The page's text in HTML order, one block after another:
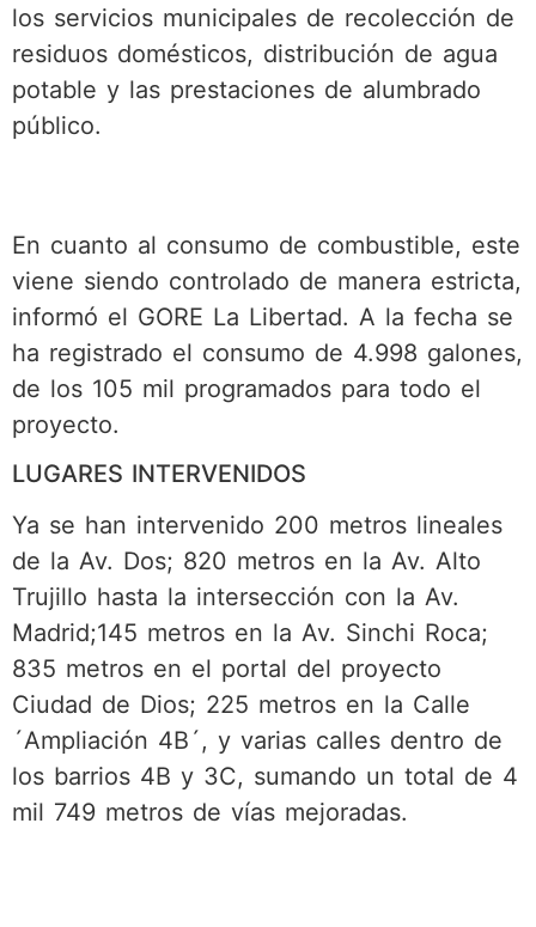
los servicios municipales de recolección de
residuos domésticos, distribución de agua
potable y las prestaciones de alumbrado
público.
En cuanto al consumo de combustible, este
viene siendo controlado de manera estricta,
informó el GORE La Libertad. A la fecha se
ha registrado el consumo de 4.998 galones,
de los 105 mil programados para todo el
proyecto.
LUGARES INTERVENIDOS
Ya se han intervenido 200 metros lineales
de la Av. Dos; 820 metros en la Av. Alto
Trujillo hasta la intersección con la Av.
Madrid;145 metros en la Av. Sinchi Roca;
835 metros en el portal del proyecto
Ciudad de Dios; 225 metros en la Calle
´Ampliación 4B´, y varias calles dentro de
los barrios 4B y 3C, sumando un total de 4
mil 749 metros de vías mejoradas.